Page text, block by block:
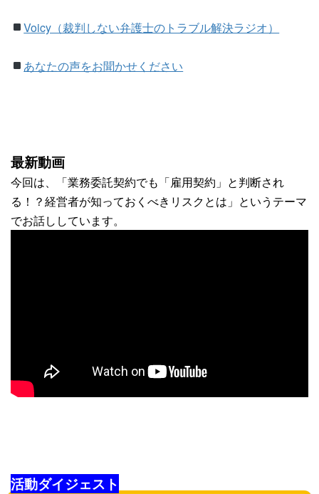
Voicy（裁判しない弁護士のトラブル解決ラジオ）
あなたの声をお聞かせください
最新動画
今回は、「業務委託契約でも「雇用契約」と判断され
る！？経営者が知っておくべきリスクとは」というテーマ
でお話ししています。
活動ダイジェスト